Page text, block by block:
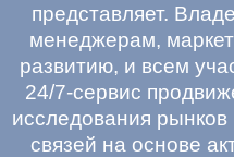
О нас
Контакты
представляет.
менеджерам,
развитию, и всем
24/7-сервис
исследования
связей на основе